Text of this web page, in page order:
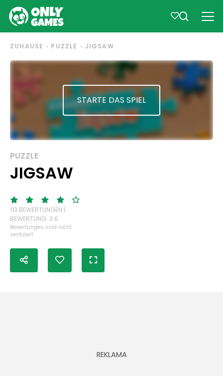
ZUHAUSE PUZZLE JIGSAW
STARTE DAS SPIEL
PUZZLE
JIGSAW
113 BEWERTUNGEN |
BEWERTUNG: 3.6
Bewertungen sind nicht
verifiziert